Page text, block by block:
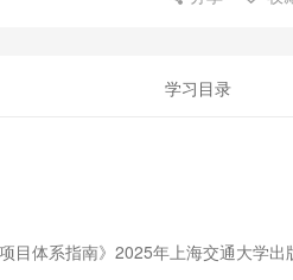
学习目录
目体系指南》2025年上海交通大学出